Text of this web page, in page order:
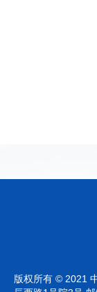
版权所有 © 2021